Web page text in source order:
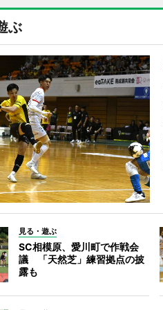
ぶ
見る・遊ぶ
SC相模原、愛川町で作戦会
議 「天然芝」練習拠点の披
露も